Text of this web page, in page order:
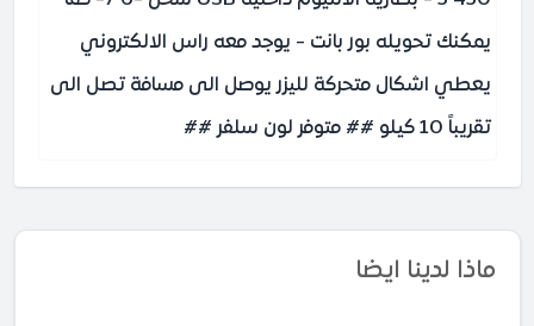
يمكنك تحويله بور بانت - يوجد معه راس الالكتروني
يعطي اشكال متحركة لليزر يوصل الى مسافة تصل الى
تقريباً 10 كيلو ## متوفر لون سلفر ##
ماذا لدينا ايضا